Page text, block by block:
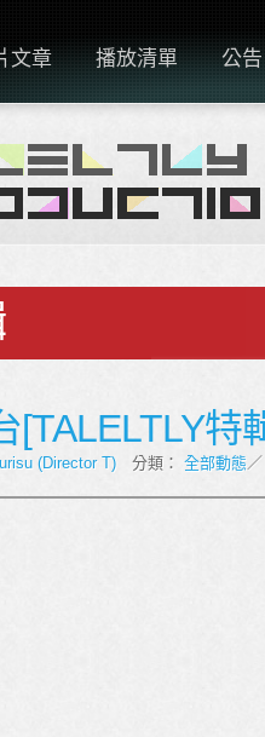
文章 播放清單 公告
[TALELTLY特
(Director T) 分類： 全部動態